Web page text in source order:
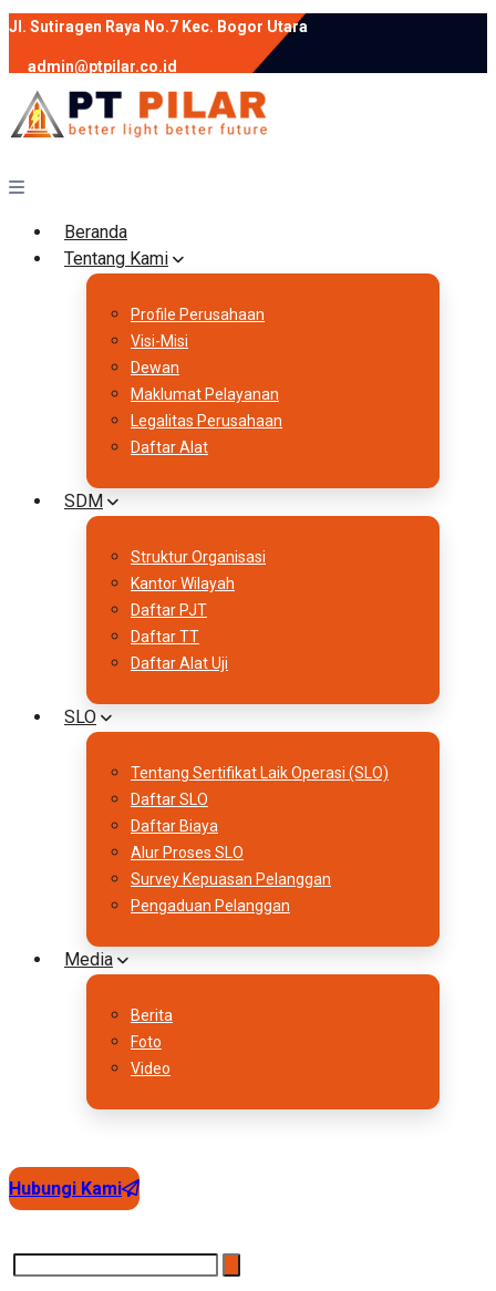
Jl. Sutiragen Raya No.7 Kec. Bogor Utara
admin@ptpilar.co.id
+62 812-9080-0020
instagram facebook
Follow :
Beranda
Tentang Kami
Profile Perusahaan
Visi-Misi
Dewan
Maklumat Pelayanan
Legalitas Perusahaan
Daftar Alat
SDM
Struktur Organisasi
Kantor Wilayah
Daftar PJT
Daftar TT
Daftar Alat Uji
SLO
Tentang Sertifikat Laik Operasi (SLO)
Daftar SLO
Daftar Biaya
Alur Proses SLO
Survey Kepuasan Pelanggan
Pengaduan Pelanggan
Media
Berita
Foto
Video
Hubungi Kami